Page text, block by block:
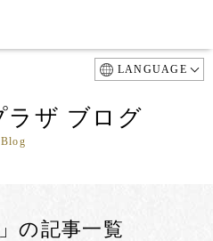
LANGUAGE
ラザ ブログ
Blog
の記事一覧